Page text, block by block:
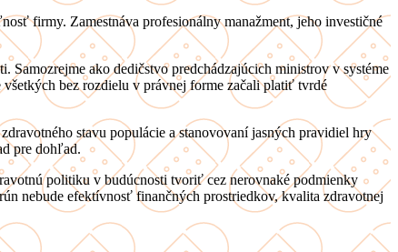
firmy. Zamestnáva profesionálny manažment, jeho investičné
ako dedičstvo predchádzajúcich ministrov v systéme
bez rozdielu v právnej forme začali platiť tvrdé
stavu populácie a stanovovaní jasných pravidiel hry
pre dohľad.
politiku v budúcnosti tvoriť cez nerovnaké podmienky
nebude efektívnosť finančných prostriedkov, kvalita zdravotnej